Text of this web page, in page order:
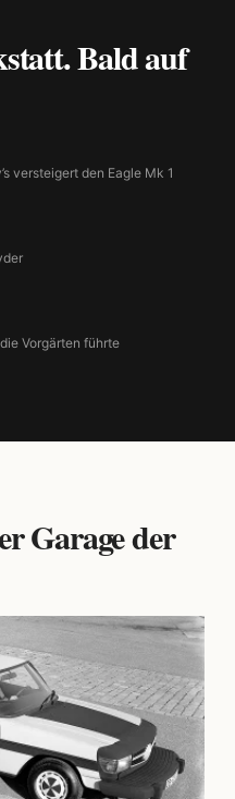
Bald auf
versteigert den Eagle Mk 1
Vorgärten führte
Garage der